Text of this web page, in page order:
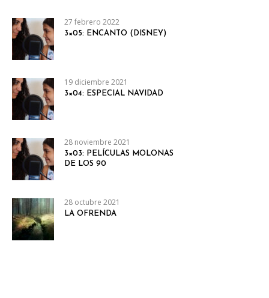
27 febrero 2022
3×05: ENCANTO (DISNEY)
19 diciembre 2021
3×04: ESPECIAL NAVIDAD
28 noviembre 2021
3×03: PELÍCULAS MOLONAS
DE LOS 90
28 octubre 2021
LA OFRENDA